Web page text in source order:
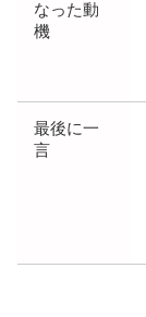
なった動
機
最後に一
言